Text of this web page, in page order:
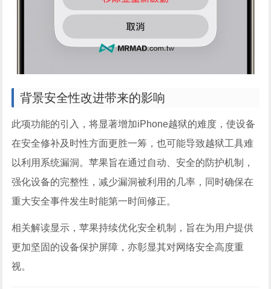
背景安全性改进带来的影响
此项功能的引入，将显著增加iPhone越狱的难度，使设备
在安全修补及时性方面更胜一筹，也可能导致越狱工具难
以利用系统漏洞。苹果旨在通过自动、安全的防护机制，
强化设备的完整性，减少漏洞被利用的几率，同时确保在
重大安全事件发生时能第一时间修正。
相关解读显示，苹果持续优化安全机制，旨在为用户提供
更加坚固的设备保护屏障，亦彰显其对网络安全高度重
视。